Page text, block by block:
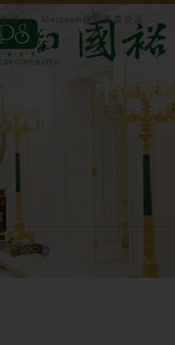
品 Meissen德國麥森瓷器